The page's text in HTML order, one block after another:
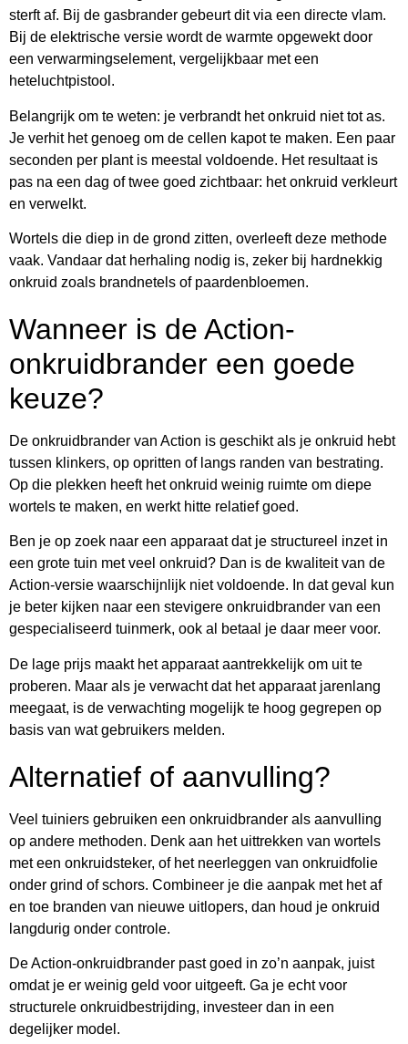
sterft af. Bij de gasbrander gebeurt dit via een directe vlam.
Bij de elektrische versie wordt de warmte opgewekt door
een verwarmingselement, vergelijkbaar met een
heteluchtpistool.
Belangrijk om te weten: je verbrandt het onkruid niet tot as.
Je verhit het genoeg om de cellen kapot te maken. Een paar
seconden per plant is meestal voldoende. Het resultaat is
pas na een dag of twee goed zichtbaar: het onkruid verkleurt
en verwelkt.
Wortels die diep in de grond zitten, overleeft deze methode
vaak. Vandaar dat herhaling nodig is, zeker bij hardnekkig
onkruid zoals brandnetels of paardenbloemen.
Wanneer is de Action-
onkruidbrander een goede
keuze?
De onkruidbrander van Action is geschikt als je onkruid hebt
tussen klinkers, op opritten of langs randen van bestrating.
Op die plekken heeft het onkruid weinig ruimte om diepe
wortels te maken, en werkt hitte relatief goed.
Ben je op zoek naar een apparaat dat je structureel inzet in
een grote tuin met veel onkruid? Dan is de kwaliteit van de
Action-versie waarschijnlijk niet voldoende. In dat geval kun
je beter kijken naar een stevigere onkruidbrander van een
gespecialiseerd tuinmerk, ook al betaal je daar meer voor.
De lage prijs maakt het apparaat aantrekkelijk om uit te
proberen. Maar als je verwacht dat het apparaat jarenlang
meegaat, is de verwachting mogelijk te hoog gegrepen op
basis van wat gebruikers melden.
Alternatief of aanvulling?
Veel tuiniers gebruiken een onkruidbrander als aanvulling
op andere methoden. Denk aan het uittrekken van wortels
met een onkruidsteker, of het neerleggen van onkruidfolie
onder grind of schors. Combineer je die aanpak met het af
en toe branden van nieuwe uitlopers, dan houd je onkruid
langdurig onder controle.
De Action-onkruidbrander past goed in zo’n aanpak, juist
omdat je er weinig geld voor uitgeeft. Ga je echt voor
structurele onkruidbestrijding, investeer dan in een
degelijker model.